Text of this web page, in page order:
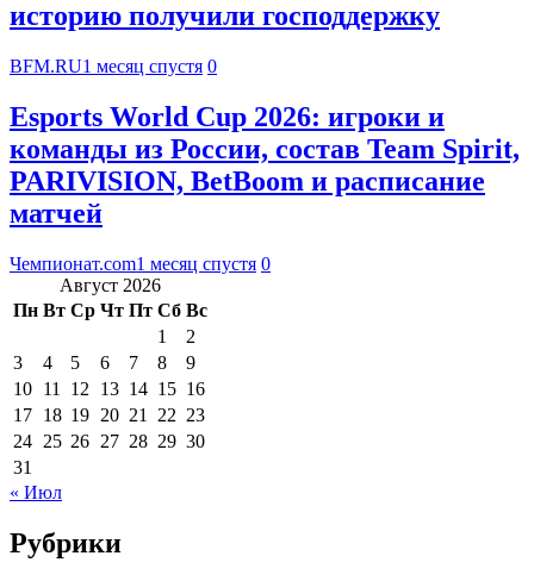
историю получили господдержку
BFM.RU1 месяц спустя 0
Esports World Cup 2026: игроки и
команды из России, состав Team Spirit,
PARIVISION, BetBoom и расписание
матчей
Чемпионат.com1 месяц спустя 0
Август 2026
Пн Вт Ср Чт Пт Сб Вс
1
2
3
4 5 6 7 8
9
10 11 12 13 14 15 16
17 18 19 20 21 22 23
24 25 26 27 28 29 30
31
« Июл
Рубрики